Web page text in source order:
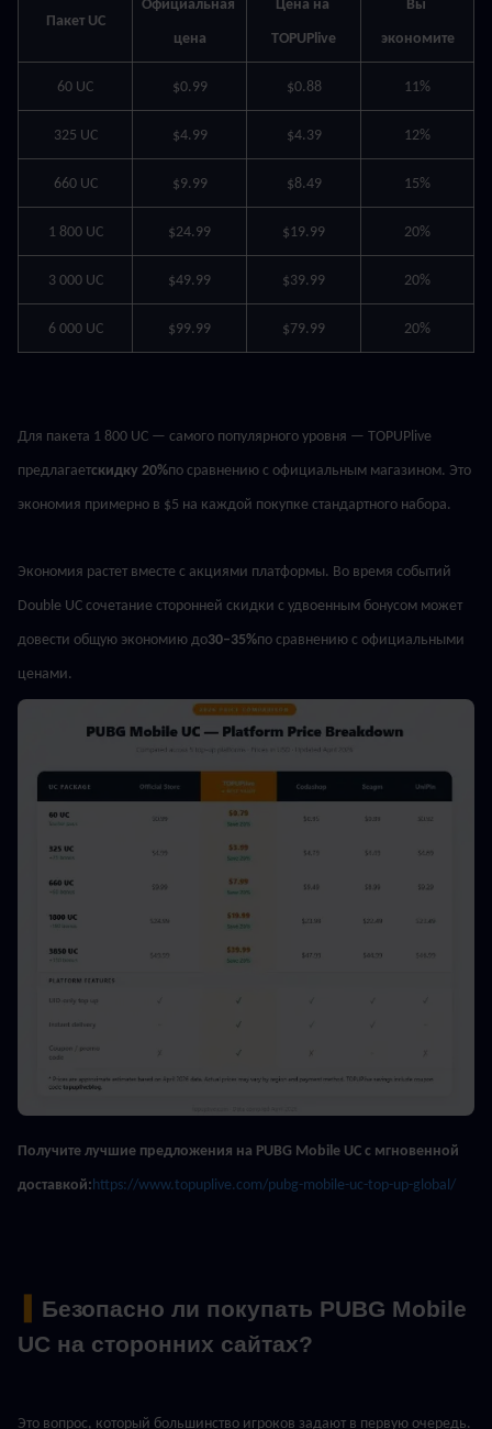
Пакет UC
Официальная
цена
Цена на
TOPUPlive
Вы
экономите
60 UC $0.99 $0.88 11%
325 UC $4.99 $4.39 12%
660 UC $9.99 $8.49 15%
1 800 UC $24.99 $19.99 20%
3 000 UC $49.99 $39.99 20%
6 000 UC $99.99 $79.99 20%
Для пакета 1 800 UC — самого популярного уровня — TOPUPlive
предлагаетскидку 20%по сравнению с официальным магазином. Это
экономия примерно в $5 на каждой покупке стандартного набора.
Экономия растет вместе с акциями платформы. Во время событий
Double UC сочетание сторонней скидки с удвоенным бонусом может
довести общую экономию до30–35%по сравнению с официальными
ценами.
Получите лучшие предложения на PUBG Mobile UC с мгновенной
доставкой: https://www.topuplive.com/pubg-mobile-uc-top-up-global/
Безопасно ли покупать PUBG Mobile
UC на сторонних сайтах?
Это вопрос, который большинство игроков задают в первую очередь.